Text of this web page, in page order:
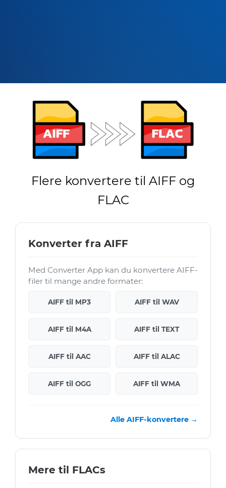
Flere konvertere til AIFF og
FLAC
Konverter fra AIFF
Med Converter App kan du konvertere AIFF-
filer til mange andre formater:
AIFF til MP3 AIFF til WAV
AIFF til M4A AIFF til TEXT
AIFF til AAC AIFF til ALAC
AIFF til OGG AIFF til WMA
Alle AIFF-konvertere →
Mere til FLACs